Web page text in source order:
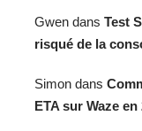
Gwen dans Test
risqué de la
Simon dans
ETA sur Waze en